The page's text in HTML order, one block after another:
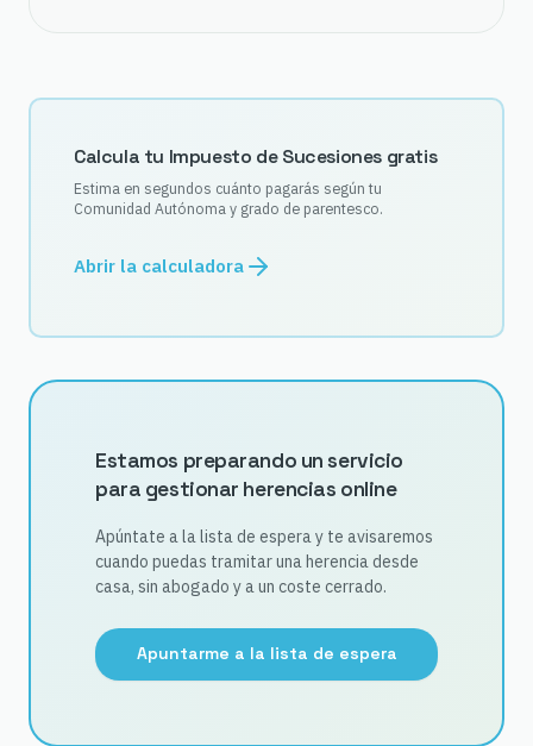
Calcula tu Impuesto de Sucesiones gratis
Estima en segundos cuánto pagarás según tu
Comunidad Autónoma y grado de parentesco.
Abrir la calculadora
Estamos preparando un servicio
para gestionar herencias online
Apúntate a la lista de espera y te avisaremos
cuando puedas tramitar una herencia desde
casa, sin abogado y a un coste cerrado.
Apuntarme a la lista de espera